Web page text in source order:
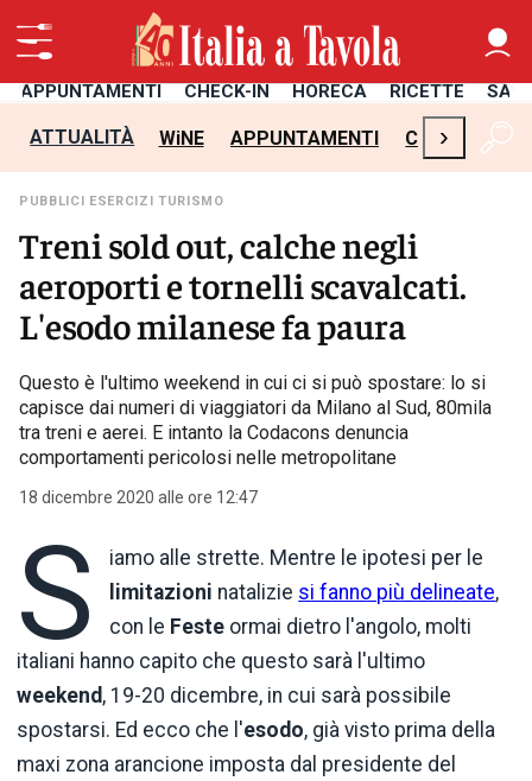
APPUNTAMENTI CHECK-IN HORECA RICETTE
ATTUALITÀ WiNE APPUNTAMENTI CHECK-IN
›
PUBBLICI ESERCIZI TURISMO
Treni sold out, calche negli
aeroporti e tornelli scavalcati.
L'esodo milanese fa paura
Questo è l'ultimo weekend in cui ci si può spostare: lo si
capisce dai numeri di viaggiatori da Milano al Sud, 80mila
tra treni e aerei. E intanto la Codacons denuncia
comportamenti pericolosi nelle metropolitane
18 dicembre 2020 alle ore 12:47
S
iamo alle strette. Mentre le ipotesi per le
limitazioni natalizie si fanno più delineate,
con le Feste ormai dietro l'angolo, molti
italiani hanno capito che questo sarà l'ultimo
weekend , 19-20 dicembre, in cui sarà possibile
spostarsi. Ed ecco che l'esodo, già visto prima della
maxi zona arancione imposta dal presidente del